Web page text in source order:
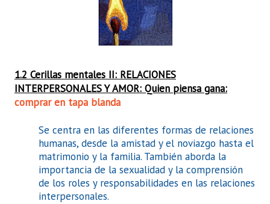
1.2 Cerillas mentales II: RELACIONES
INTERPERSONALES Y AMOR: Quien piensa gana:
comprar en tapa blanda
Se centra en las diferentes formas de relaciones
humanas, desde la amistad y el noviazgo hasta el
matrimonio y la familia. También aborda la
importancia de la sexualidad y la comprensión
de los roles y responsabilidades en las relaciones
interpersonales.